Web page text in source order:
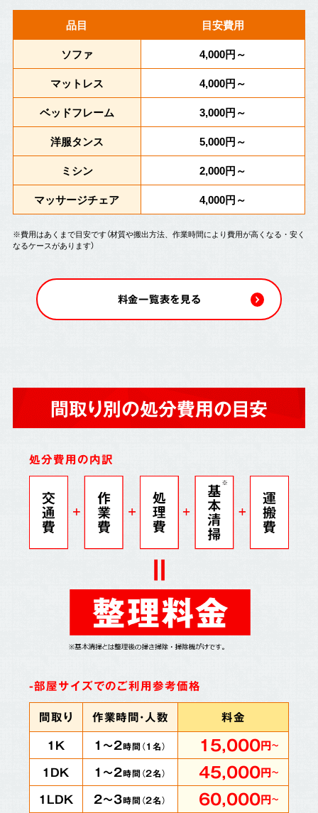
品目
目安費用
ソファ
4,000円～
マットレス
4,000円～
ベッドフレーム
3,000円～
洋服タンス
5,000円～
ミシン
2,000円～
マッサージチェア
4,000円～
※費用はあくまで目安です（材質や搬出方法、作業時間により費用が高くなる・安く
なるケースがあります）
料金一覧表を見る
間取り別の処分費用の目安
処分費用の内訳
-部屋サイズでのご利用参考価格
間取り
作業時間・人数
料金
1K
1～2時間（1名） 15,000円～
1DK 1～2時間（2名） 45,000円～
1LDK 2～3時間（2名） 60,000円～